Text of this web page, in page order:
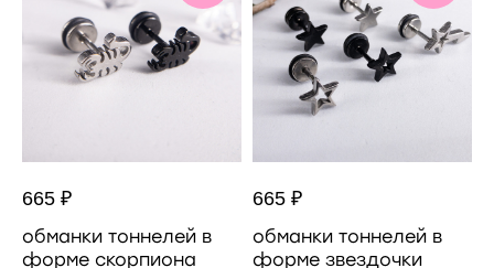
665 ₽
обманки тоннелей в
форме скорпиона
665 ₽
обманки тоннелей в
форме звездочки